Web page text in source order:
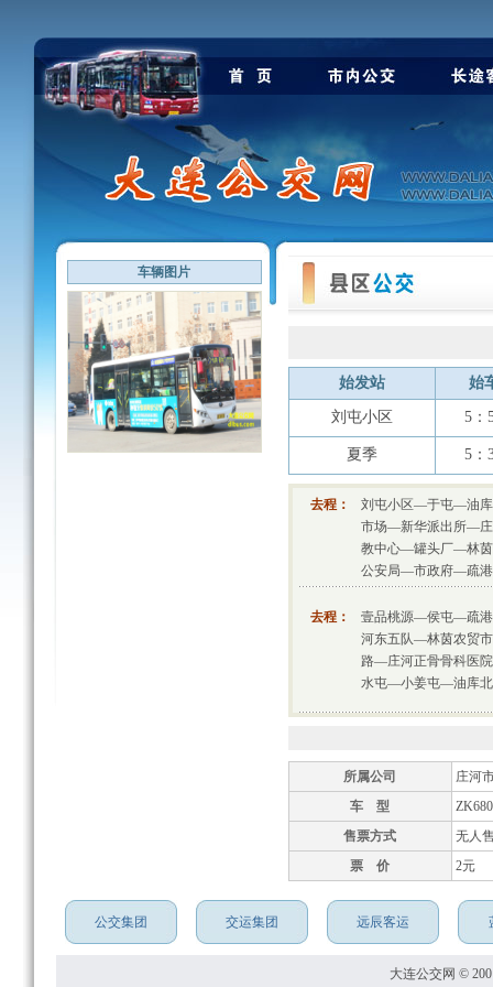
车辆图片
始发站 始
刘屯小区 5：
夏季 5：
去程：
刘屯小区—于屯—油
市场—新华派出所—
教中心—罐头厂—林
公安局—市政府—疏
去程：
壹品桃源—侯屯—疏
河东五队—林茵农贸
路—庄河正骨骨科医
水屯—小姜屯—油库
所属公司
庄河
车 型
售票方式
无人
票 价
2元
公交集团 交运集团 远辰客运
大连公交网 ©